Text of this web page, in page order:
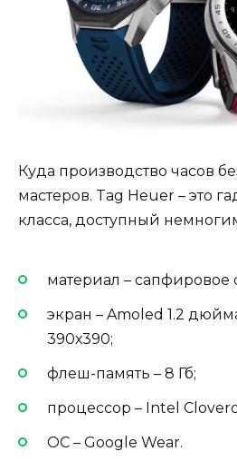
Куда производство часов
мастеров. Tag Heuer – это
класса, доступный
материал –
экран – Amoled 1.2
390х390;
флеш-память – 8 Гб;
процессор – Intel
ОС – Google Wear.